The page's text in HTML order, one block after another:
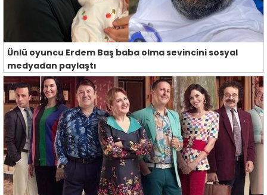
Ünlü oyuncu Erdem Baş baba olma sevincini sosyal
medyadan paylaştı